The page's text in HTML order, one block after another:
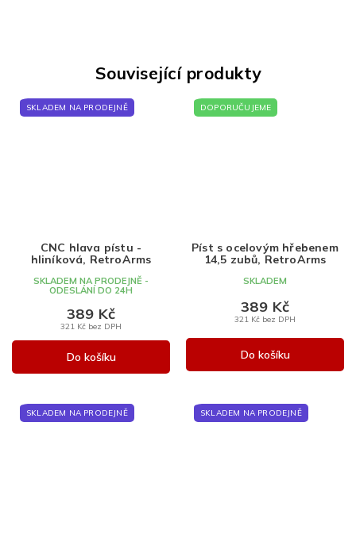
Související produkty
SKLADEM NA PRODEJNĚ
CNC hlava pístu -
hliníková, RetroArms
SKLADEM NA PRODEJNĚ -
ODESLÁNÍ DO 24H
321 Kč bez DPH
389 Kč
Do košíku
DOPORUČUJEME
Píst s ocelovým hřebenem
14,5 zubů, RetroArms
SKLADEM
321 Kč bez DPH
389 Kč
Do košíku
SKLADEM NA PRODEJNĚ SKLADEM NA PRODEJNĚ